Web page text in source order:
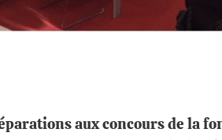
aux concours de